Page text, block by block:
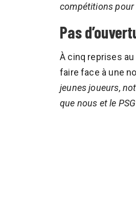
compétitions pour
Pas
À cinq reprises
faire face à une
jeunes joueurs,
que nous et le